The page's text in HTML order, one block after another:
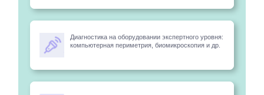
Диагностика на оборудовании экспертного уровня:
компьютерная периметрия, биомикроскопия и др.